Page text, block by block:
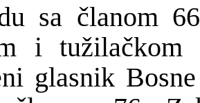
sa članom
i
glasnik